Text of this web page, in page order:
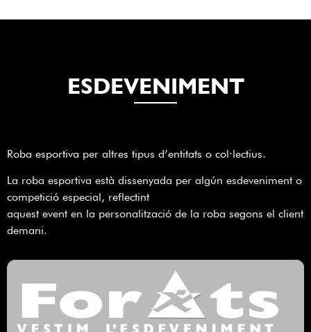
ESDEVENIMENT
Roba esportiva per altres tipus d’entitats o col·lectius.
La roba esportiva està dissenyada per algún esdeveniment o
competició especial, reflectint
aquest event en la personalització de la roba segons el client
demani.